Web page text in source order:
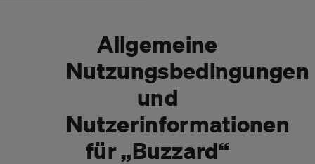
Allgemeine
Nutzungsbedingungen
und
Nutzerinformationen
für „Buzzard“